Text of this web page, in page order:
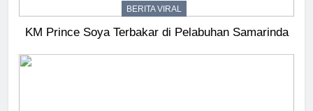
BERITA VIRAL
KM Prince Soya Terbakar di Pelabuhan Samarinda